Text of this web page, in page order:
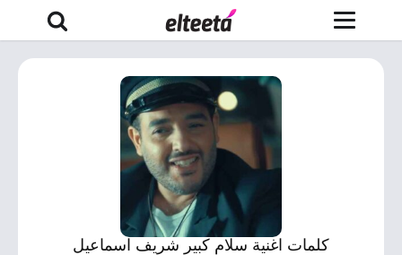
كلمات اغنية سلام كبير شريف اسماعيل